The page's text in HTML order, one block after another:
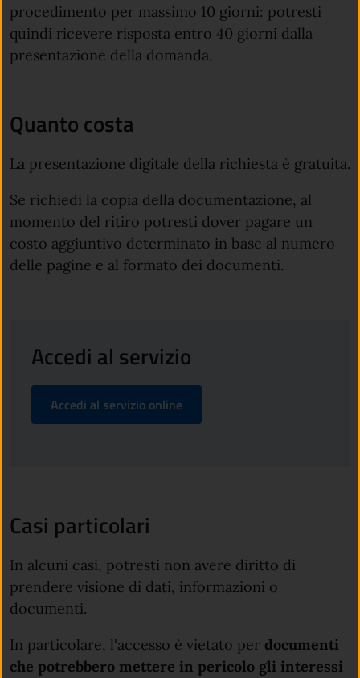
procedimento per massimo 10 giorni: potresti
quindi ricevere risposta entro 40 giorni dalla
presentazione della domanda.
Quanto costa
La presentazione digitale della richiesta è gratuita.
Se richiedi la copia della documentazione, al
momento del ritiro potresti dover pagare un
costo aggiuntivo determinato in base al numero
delle pagine e al formato dei documenti.
Accedi al servizio
Accedi al servizio online
Casi particolari
In alcuni casi, potresti non avere diritto di
prendere visione di dati, informazioni o
documenti.
In particolare, l'accesso è vietato per documenti
che potrebbero mettere in pericolo gli interessi